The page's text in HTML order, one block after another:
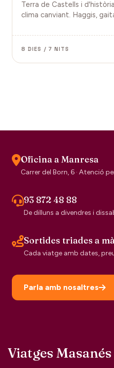
Terra de Castells i
clima canviant. Haggis,
8 DIES / 7 NITS
Oficina a Manresa
Carrer del Born, 6 · Atenció
93 872 48 88
De dilluns a divendres i
Sortides triades a
Cada viatge amb dates,
Parla amb nosaltres
Viatges Masanés